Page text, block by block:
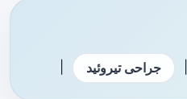
جراحی تیروئید